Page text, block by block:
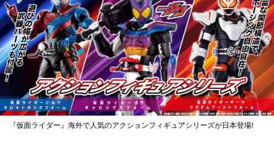
『仮面ライダー』海外で人気のアクションフィギュアシリーズが日本登場!